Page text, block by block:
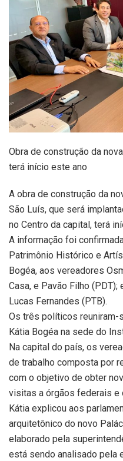
Obra de construção da
terá início este ano
A obra de construção da
São Luís, que será
no Centro da capital, terá
A informação foi
Patrimônio Histórico e
Bogéa, aos vereadores
Casa, e Pavão Filho
Lucas Fernandes (PTB).
Os três políticos reuniram-
Kátia Bogéa na sede do
Na capital do país, os
de trabalho composta por
com o objetivo de obter
visitas a órgãos federais e
Kátia explicou aos
arquitetônico do novo
elaborado pela
está sendo analisado pela